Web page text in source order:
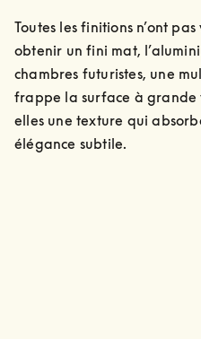
Toutes les finitions n’ont
obtenir un fini mat,
chambres futuristes, une
frappe la surface à grande
elles une texture qui
élégance subtile.